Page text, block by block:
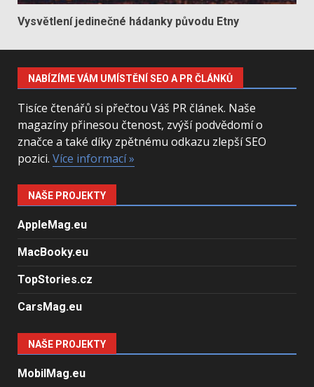
Vysvětlení jedinečné hádanky původu Etny
NABÍZÍME VÁM UMÍSTĚNÍ SEO A PR ČLÁNKŮ
Tisíce čtenářů si přečtou Váš PR článek. Naše
magazíny přinesou čtenost, zvýší podvědomí o
značce a také díky zpětnému odkazu zlepší SEO
pozici. Více informací »
NAŠE PROJEKTY
AppleMag.eu
MacBooky.eu
TopStories.cz
CarsMag.eu
NAŠE PROJEKTY
MobilMag.eu